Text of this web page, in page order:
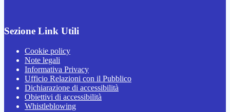
Sezione Link Utili
Cookie policy
Note legali
Informativa Privacy
Ufficio Relazioni con il Pubblico
Dichiarazione di accessibilità
Obiettivi di accessibilità
Whistleblowing